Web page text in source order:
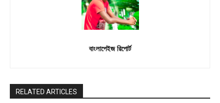
বাংলাপেইজ রিপোর্ট
RELATED ARTICLES